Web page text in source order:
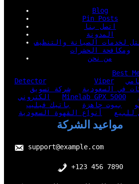
Blog
Pin Posts
اتصل بنا
المدونة
لخدمات الصيانة والتنظيف
ومكافحة الحشرات
من نحن
Best
Detector
Viper
في السعودية
شركة تسويق
الكتروني
Minelab GPX 5000
بيوت جاهزة
باتيك فيليب
للبيع
أنواع القهوة السعودية
مواعيد الشركة
support@example.com
+123 456 7890